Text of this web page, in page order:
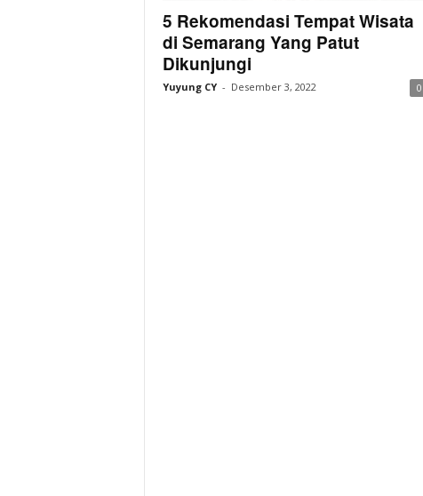
5 Rekomendasi Tempat Wisata
di Semarang Yang Patut
Dikunjungi
Yuyung CY - Desember 3, 2022 0